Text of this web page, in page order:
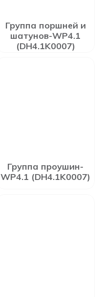
Группа поршней и
шатунов-WP4.1
(DH4.1K0007)
Группа проушин-
WP4.1 (DH4.1K0007)